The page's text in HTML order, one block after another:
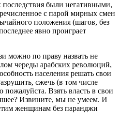
последствия были негативными,
с парой мирных смен
положения (шагов, без
явно проиграет
можно по праву назвать не
череды арабских революций,
населения решать свои
сжечь (в том числе
пожалуйста. Взять власть в свои
Извините, мы не умеем. И
женщинам без паранджи